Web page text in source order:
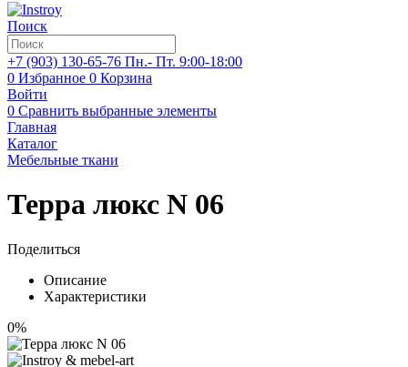
Поиск
+7 (903) 130-65-76 Пн.- Пт. 9:00-18:00
0 Избранное 0 Корзина
Войти
0 Сравнить выбранные элементы
Главная
Каталог
Мебельные ткани
Терра люкс N 06
Поделиться
Описание
Характеристики
0%